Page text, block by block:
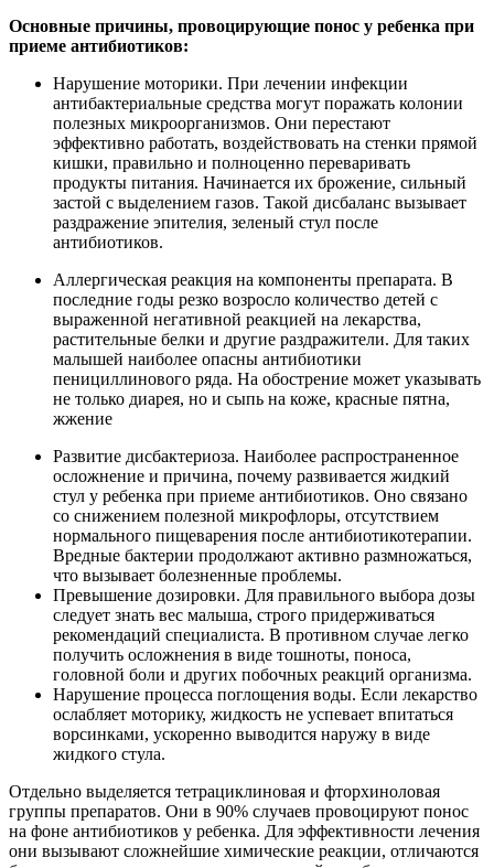
Основные причины, провоцирующие понос у ребенка при
приеме антибиотиков:
Нарушение моторики. При лечении инфекции
антибактериальные средства могут поражать колонии
полезных микроорганизмов. Они перестают
эффективно работать, воздействовать на стенки прямой
кишки, правильно и полноценно переваривать
продукты питания. Начинается их брожение, сильный
застой с выделением газов. Такой дисбаланс вызывает
раздражение эпителия, зеленый стул после
антибиотиков.
Аллергическая реакция на компоненты препарата. В
последние годы резко возросло количество детей с
выраженной негативной реакцией на лекарства,
растительные белки и другие раздражители. Для таких
малышей наиболее опасны антибиотики
пенициллинового ряда. На обострение может указывать
не только диарея, но и сыпь на коже, красные пятна,
жжение
Развитие дисбактериоза. Наиболее распространенное
осложнение и причина, почему развивается жидкий
стул у ребенка при приеме антибиотиков. Оно связано
со снижением полезной микрофлоры, отсутствием
нормального пищеварения после антибиотикотерапии.
Вредные бактерии продолжают активно размножаться,
что вызывает болезненные проблемы.
Превышение дозировки. Для правильного выбора дозы
следует знать вес малыша, строго придерживаться
рекомендаций специалиста. В противном случае легко
получить осложнения в виде тошноты, поноса,
головной боли и других побочных реакций организма.
Нарушение процесса поглощения воды. Если лекарство
ослабляет моторику, жидкость не успевает впитаться
ворсинками, ускоренно выводится наружу в виде
жидкого стула.
Отдельно выделяется тетрациклиновая и фторхиноловая
группы препаратов. Они в 90% случаев провоцируют понос
на фоне антибиотиков у ребенка. Для эффективности лечения
они вызывают сложнейшие химические реакции, отличаются